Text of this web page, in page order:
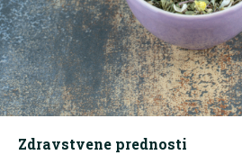
Zdravstvene prednosti